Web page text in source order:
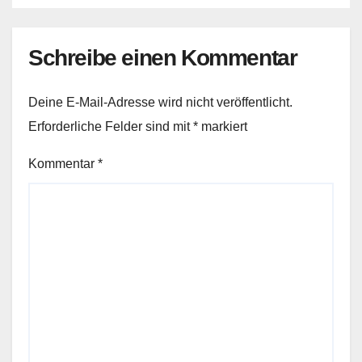
Schreibe einen Kommentar
Deine E-Mail-Adresse wird nicht veröffentlicht.
Erforderliche Felder sind mit* markiert
Kommentar *